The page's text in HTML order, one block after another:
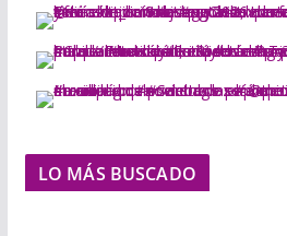
LO MÁS BUSCADO